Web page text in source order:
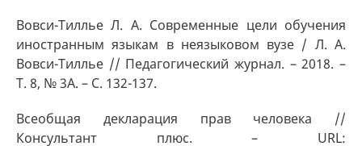
Вовси-Тиллье Л. А. Современные цели обучения
иностранным языкам в неязыковом вузе / Л. А.
Вовси-Тиллье // Педагогический журнал. – 2018. –
Т. 8, № 3А. – С. 132-137.
Всеобщая декларация прав человека //
Консультант плюс. – URL: